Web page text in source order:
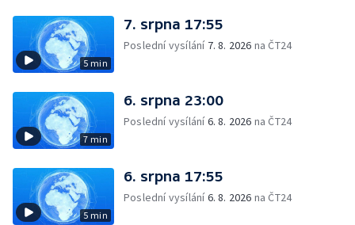
5 min
7. srpna 17:55
Poslední vysílání 7. 8. 2026 na ČT24
7 min
6. srpna 23:00
Poslední vysílání6. 8. 2026 na ČT24
5 min
6. srpna 17:55
Poslední vysílání6. 8. 2026 na ČT24